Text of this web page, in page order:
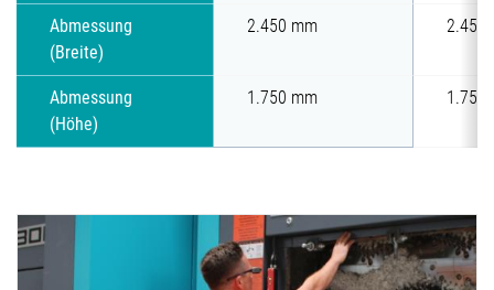
Abmessung
(Breite)
2.450 mm 2.450
Abmessung
(Höhe)
1.750 mm 1.750